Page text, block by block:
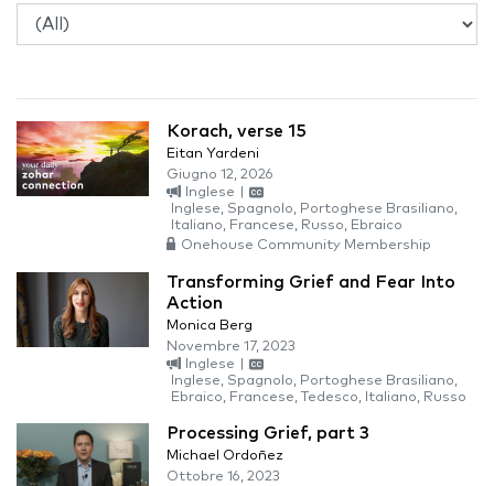
Korach, verse 15
Eitan Yardeni
Giugno 12, 2026
Inglese
Inglese, Spagnolo, Portoghese Brasiliano,
Italiano, Francese, Russo, Ebraico
Onehouse Community Membership
Transforming Grief and Fear Into
Action
Monica Berg
Novembre 17, 2023
Inglese
Inglese, Spagnolo, Portoghese Brasiliano,
Ebraico, Francese, Tedesco, Italiano, Russo
Processing Grief, part 3
Michael Ordoñez
Ottobre 16, 2023